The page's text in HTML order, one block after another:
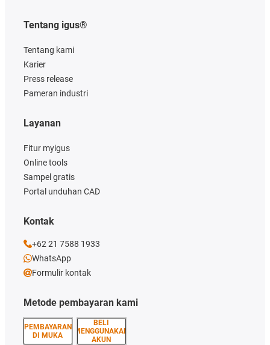
Tentang igus®
Tentang kami
Karier
Press release
Pameran industri
Metode pembayaran kami
PEMBAYARAN
DI MUKA
BELI
MENGGUNAKAN
AKUN
Layanan
Fitur myigus
Online tools
Sampel gratis
Portal unduhan CAD
Kontak
+62 21 7588 1933
WhatsApp
Formulir kontak